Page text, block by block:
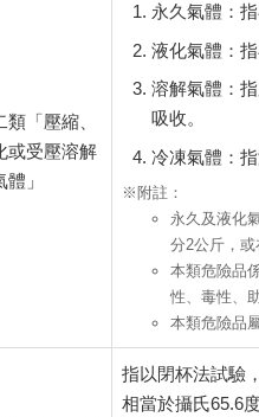
類「壓縮、
或受壓溶解
體」
永久氣體：
液化氣體：
溶解氣體：
吸收。
冷凍氣體：
附註：
永久及液化
分2公斤，或
本類危險品
性、毒性、
本類危險品
指以閉杯法試驗
相當於攝氏65.6